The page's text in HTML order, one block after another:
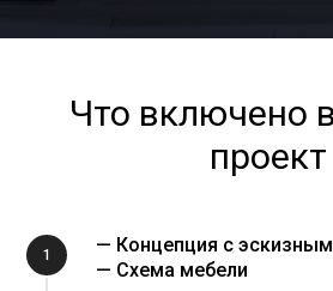
Что включено
проект
1
— Концепция с
— Схема мебели